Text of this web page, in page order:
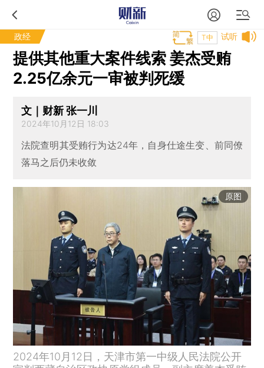
政经 试听
T中
提供其他重大案件线索 姜杰受贿
2.25亿余元一审被判死缓
文｜财新 张一川
2024年10月12日 18:03
法院查明其受贿行为达24年，自身仕途生变、前同僚
落马之后仍未收敛
原图
2024年10月12日，天津市第一中级人民法院公开